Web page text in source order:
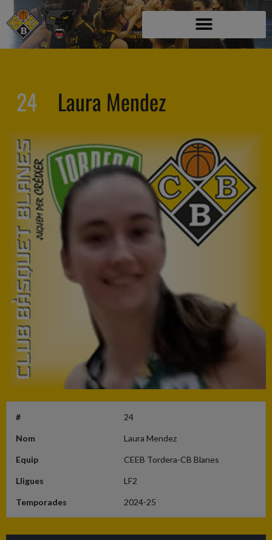
24 Laura Mendez
# 24
Nom Laura Mendez
Equip CEEB Tordera-CB Blanes
Lligues LF2
Temporades 2024-25